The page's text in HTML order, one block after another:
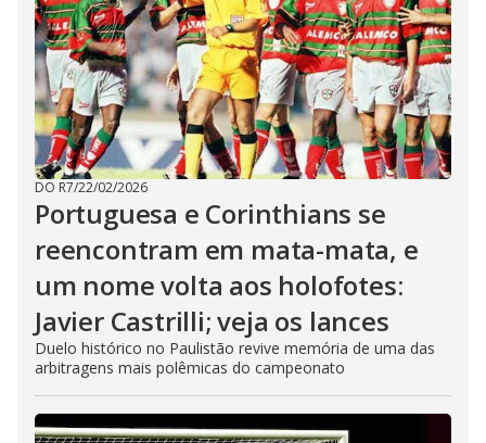
DO R7/22/02/2026
Portuguesa e Corinthians se
reencontram em mata-mata, e
um nome volta aos holofotes:
Javier Castrilli; veja os lances
Duelo histórico no Paulistão revive memória de uma das
arbitragens mais polêmicas do campeonato